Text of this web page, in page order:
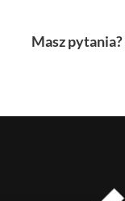
Masz pytania?